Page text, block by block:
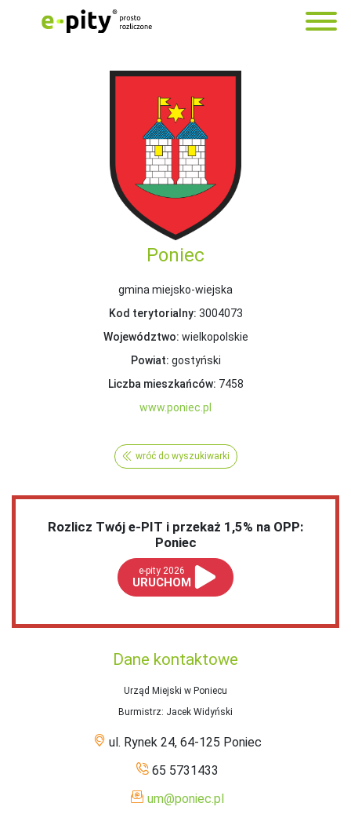
Poniec
gmina miejsko-wiejska
Kod terytorialny: 3004073
Województwo: wielkopolskie
Powiat: gostyński
Liczba mieszkańców: 7458
www.poniec.pl
wróć do wyszukiwarki
Rozlicz Twój e-PIT i przekaż 1,5% na OPP:
Poniec
e-pity 2026
URUCHOM
Dane kontaktowe
Urząd Miejski w Poniecu
Burmistrz: Jacek Widyński
ul. Rynek 24, 64-125 Poniec
65 5731433
um@poniec.pl